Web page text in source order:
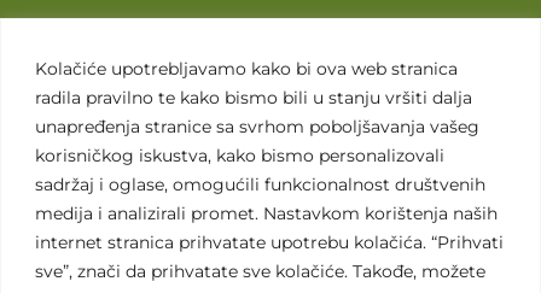
Kolačiće upotrebljavamo kako bi ova web stranica
radila pravilno te kako bismo bili u stanju vršiti dalja
unapređenja stranice sa svrhom poboljšavanja vašeg
korisničkog iskustva, kako bismo personalizovali
sadržaj i oglase, omogućili funkcionalnost društvenih
medija i analizirali promet. Nastavkom korištenja naših
internet stranica prihvatate upotrebu kolačića. “Prihvati
sve”, znači da prihvatate sve kolačiće. Takođe, možete
Svet poljoprivrede
Marketing usluge
Tražimo saradnike
Kontakt
Kontakt